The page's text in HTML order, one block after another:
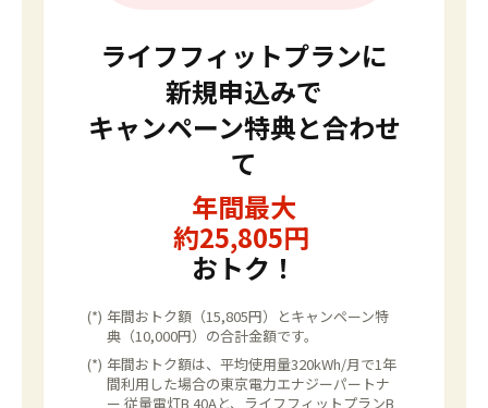
ライフフィットプランに
新規申込みで
キャンペーン特典と合わせ
て
年間最大
約25,805円
おトク！
(*) 年間おトク額（15,805円）とキャンペーン特
典（10,000円）の合計金額です。
(*) 年間おトク額は、平均使用量320kWh/月で1年
間利用した場合の東京電力エナジーパートナ
ー 従量電灯B 40Aと、ライフフィットプランB